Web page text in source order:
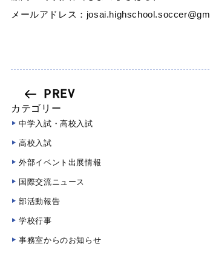
メールアドレス：
PREV
カテゴリー
中学入試・高校入試
高校入試
外部イベント出展情報
国際交流ニュース
部活動報告
学校行事
事務室からのお知らせ